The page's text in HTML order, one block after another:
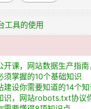
工具的使用
开课，网站数据生产指
须掌握的10个基础知识
建设你需要知道的14个
识，网站robots.txt协议